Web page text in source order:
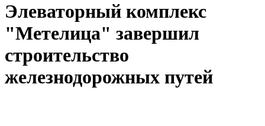
Элеваторный комплекс
"Метелица" завершил
строительство
железнодорожных путей